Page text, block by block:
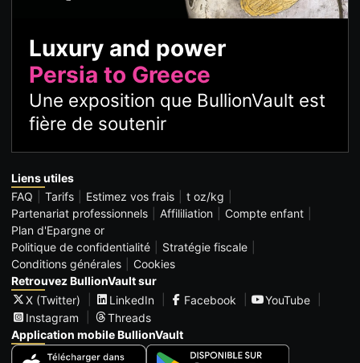
Luxury and power
Persia to Greece
Une exposition que BullionVault est
fière de soutenir
Liens utiles
FAQ
Tarifs Estimez vos frais
t oz/kg
Partenariat professionnels
Affililiation
Compte enfant
Plan d'Epargne or
Politique de confidentialité
Stratégie fiscale
Conditions générales
Cookies
Retrouvez BullionVault sur
X (Twitter)
LinkedIn Facebook
YouTube
Instagram
Threads
Application mobile BullionVault